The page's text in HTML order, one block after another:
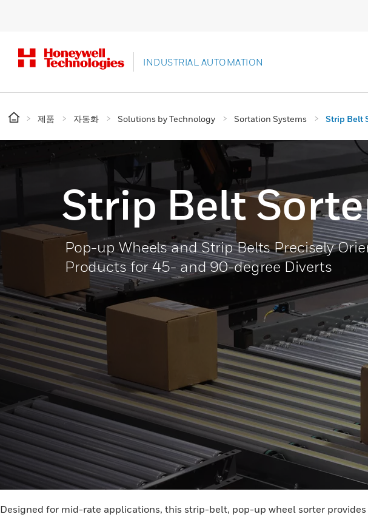
INDUSTRIAL AUTOMATION
제품 자동화 Solutions by Technology Sortation Systems Strip Belt
Strip Belt
Pop-up Wheels and Strip Belts Precisely
Products for 45- and 90-degree Diverts
Designed for mid-rate applications, this strip-belt, pop-up wheel sorter